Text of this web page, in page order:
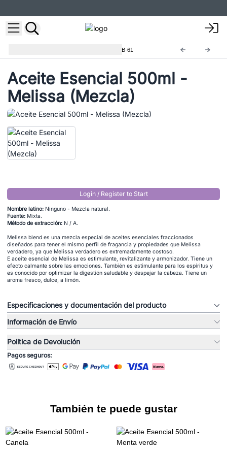
EOB-61
Aceite Esencial 500ml -
Melissa (Mezcla)
Login / Register to Start
Nombre latino: Ninguno - Mezcla natural.
Fuente: Mixta.
Método de extracción: N / A.
Melissa blend es una mezcla especial de aceites esenciales fraccionados
diseñados para tener el mismo perfil de fragancia y propiedades que Melissa
verdadero, ya que Melissa verdadero es extremadamente costoso.
E aceite esencial de Melissa es estimulante, revitalizante y armonizador. Tiene un
efecto calmante sobre las emociones. También es estimulante para los espíritus y
es conocido por optimizar la digestión saludable y despejar la cabeza. Tiene un
aroma fresco, dulce, a limón.
Especificaciones y documentación del producto
Información de Envío
Politica de Devolución
Pagos seguros:
También te puede gustar